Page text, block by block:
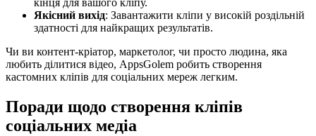
кінця для вашого кліпу.
Якісний вихід: Завантажити кліпи у високій роздільній
здатності для найкращих результатів.
Чи ви контент-кріатор, маркетолог, чи просто людина, яка
любить ділитися відео, AppsGolem робить створення
кастомних кліпів для соціальних мереж легким.
Поради щодо створення кліпів
соціальних медіа